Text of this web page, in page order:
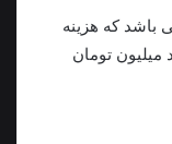
باشد که هزینه
میلیون تومان